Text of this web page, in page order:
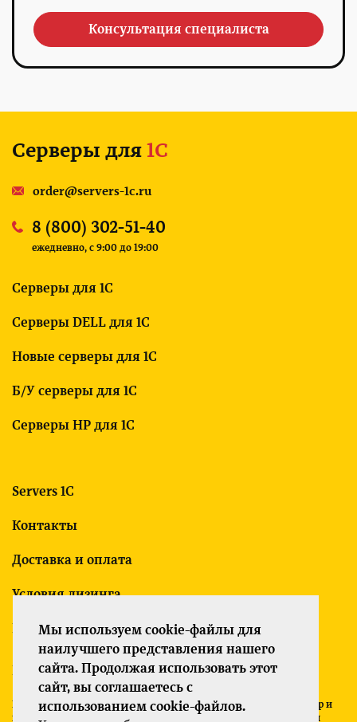
Консультация специалиста
Серверы для 1С
Серверы DELL для 1С
Новые серверы для 1С
Б/У серверы для 1С
Серверы HP для 1С
Servers 1C
Контакты
Доставка и оплата
Условия лизинга
Гарантия
Серверы для 1С
order@servers-1c.ru
8 (800) 302-51-40
ежедневно, c 9:00 до 19:00
Политика конфиденциальности
Все указанные на сайте цены носят информационный характер и
не являются публичной офертой (ст. 437 ГК РФ). Для получения
Мы используем cookie-файлы для
наилучшего представления нашего
сайта. Продолжая использовать этот
сайт, вы соглашаетесь с
использованием cookie-файлов.